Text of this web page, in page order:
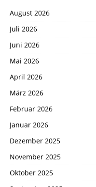
August 2026
Juli 2026
Juni 2026
Mai 2026
April 2026
März 2026
Februar 2026
Januar 2026
Dezember 2025
November 2025
Oktober 2025